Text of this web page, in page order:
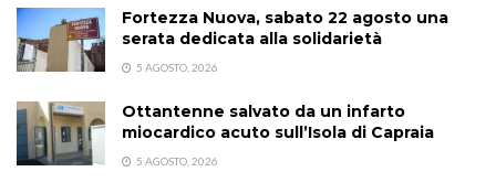
Fortezza Nuova, sabato 22 agosto una
serata dedicata alla solidarietà
5 AGOSTO, 2026
Ottantenne salvato da un infarto
miocardico acuto sull’Isola di Capraia
5 AGOSTO, 2026